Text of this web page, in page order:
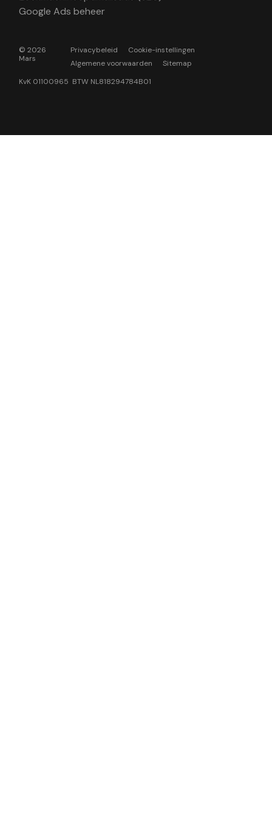
Google Ads beheer
© 2026
Mars
Privacybeleid
Cookie-instellingen
Algemene voorwaarden
Sitemap
KvK 01100965 BTW NL818294784B01